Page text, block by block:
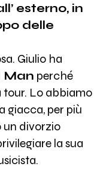
esterno, in
delle
Giulio ha
Man perché
tour. Lo abbiamo
giacca, per più
un divorzio
la sua